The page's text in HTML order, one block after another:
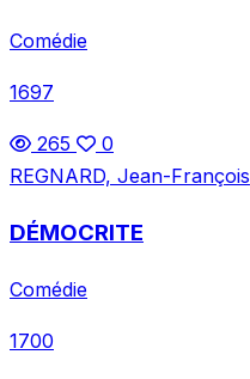
Comédie
1697
265
0
REGNARD, Jean-François
DÉMOCRITE
Comédie
1700